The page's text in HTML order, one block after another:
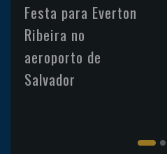
Festa para Everton
Ribeira no
aeroporto de
Salvador